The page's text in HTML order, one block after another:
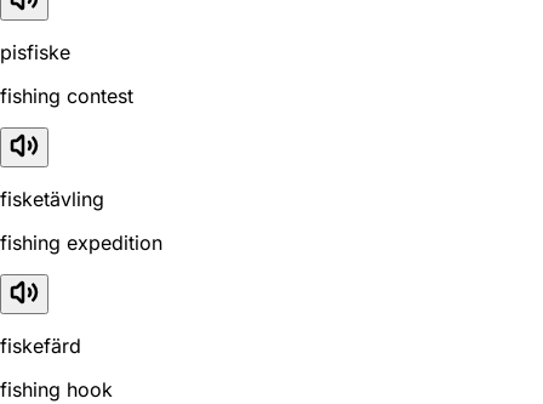
pisfiske
fishing contest
fisketävling
fishing expedition
fiskefärd
fishing hook